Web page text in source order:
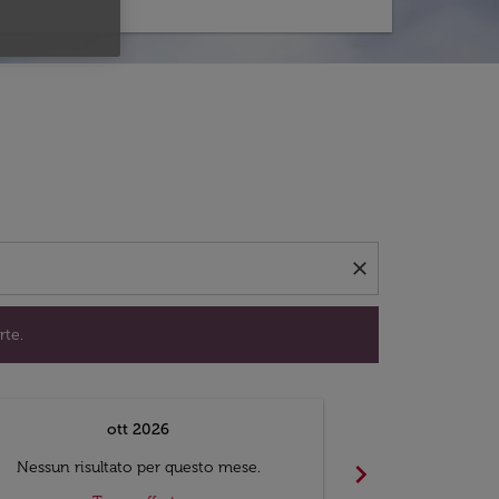
close
trovare offerte.
ott 2026
Nessun risultato per questo mese.
chevron_right